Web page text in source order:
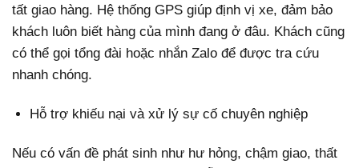
tất giao hàng. Hệ thống GPS giúp định vị xe, đảm bảo
khách luôn biết hàng của mình đang ở đâu. Khách cũng
có thể gọi tổng đài hoặc nhắn Zalo để được tra cứu
nhanh chóng.
Hỗ trợ khiếu nại và xử lý sự cố chuyên nghiệp
Nếu có vấn đề phát sinh như hư hỏng, chậm giao, thất